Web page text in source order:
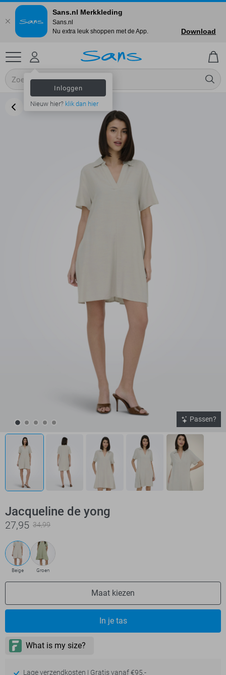
Inloggen
Nieuw hier? klik dan hier
Passen?
Jacqueline de yong
27,95 34,99
Beige Groen
Maat kiezen
In je tas
Lage verzendkosten | Gratis vanaf €95,-
Sans.nl Merkkleding
Sans.nl
Nu extra leuk shoppen met de App.
Download